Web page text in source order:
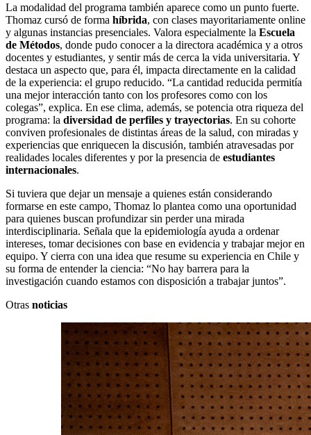
La modalidad del programa también aparece como un punto fuerte.
Thomaz cursó de forma híbrida, con clases mayoritariamente online
y algunas instancias presenciales. Valora especialmente la Escuela
de Métodos, donde pudo conocer a la directora académica y a otros
docentes y estudiantes, y sentir más de cerca la vida universitaria. Y
destaca un aspecto que, para él, impacta directamente en la calidad
de la experiencia: el grupo reducido. “La cantidad reducida permitía
una mejor interacción tanto con los profesores como con los
colegas”, explica. En ese clima, además, se potencia otra riqueza del
programa: la diversidad de perfiles y trayectorias. En su cohorte
conviven profesionales de distintas áreas de la salud, con miradas y
experiencias que enriquecen la discusión, también atravesadas por
realidades locales diferentes y por la presencia de estudiantes
internacionales.
Si tuviera que dejar un mensaje a quienes están considerando
formarse en este campo, Thomaz lo plantea como una oportunidad
para quienes buscan profundizar sin perder una mirada
interdisciplinaria. Señala que la epidemiología ayuda a ordenar
intereses, tomar decisiones con base en evidencia y trabajar mejor en
equipo. Y cierra con una idea que resume su experiencia en Chile y
su forma de entender la ciencia: “No hay barrera para la
investigación cuando estamos con disposición a trabajar juntos”.
Otras noticias